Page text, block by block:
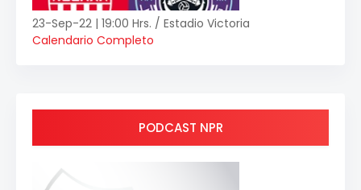
23-Sep-22 | 19:00 Hrs. / Estadio Victoria
Calendario Completo
PODCAST NPR